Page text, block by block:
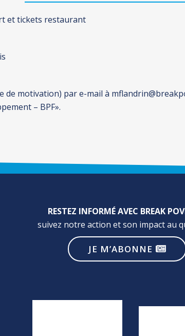
et tickets restaurant
de motivation) par e-mail à
– BPF».
RESTEZ INFORMÉ AVEC BREAK
suivez notre action et son impact au
JE M’ABONNE